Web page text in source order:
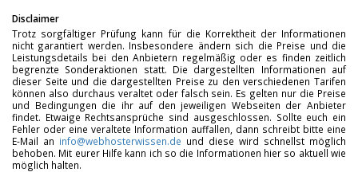
Disclaimer
Trotz sorgfältiger Prüfung kann für die Korrektheit der Informationen
nicht garantiert werden. Insbesondere ändern sich die Preise und die
Leistungsdetails bei den Anbietern regelmäßig oder es finden zeitlich
begrenzte Sonderaktionen statt. Die dargestellten Informationen auf
dieser Seite und die dargestellten Preise zu den verschiedenen Tarifen
können also durchaus veraltet oder falsch sein. Es gelten nur die Preise
und Bedingungen die ihr auf den jeweiligen Webseiten der Anbieter
findet. Etwaige Rechtsansprüche sind ausgeschlossen. Sollte euch ein
Fehler oder eine veraltete Information auffallen, dann schreibt bitte eine
E-Mail an info@webhosterwissen.de und diese wird schnellst möglich
behoben. Mit eurer Hilfe kann ich so die Informationen hier so aktuell wie
möglich halten.